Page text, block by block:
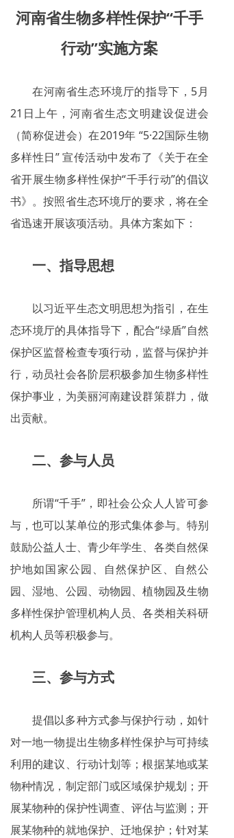
河南省生物多样性保护“千手
行动”实施方案
在河南省生态环境厅的指导下，5月
21日上午，河南省生态文明建设促进会
（简称促进会）在2019年 “5·22国际生物
多样性日” 宣传活动中发布了《关于在全
省开展生物多样性保护“千手行动”的倡议
书》。按照省生态环境厅的要求，将在全
省迅速开展该项活动。具体方案如下：
一、指导思想
以习近平生态文明思想为指引，在生
态环境厅的具体指导下，配合“绿盾”自然
保护区监督检查专项行动，监督与保护并
行，动员社会各阶层积极参加生物多样性
保护事业，为美丽河南建设群策群力，做
出贡献。
二、参与人员
所谓“千手”，即社会公众人人皆可参
与，也可以某单位的形式集体参与。特别
鼓励公益人士、青少年学生、各类自然保
护地如国家公园、自然保护区、自然公
园、湿地、公园、动物园、植物园及生物
多样性保护管理机构人员、各类相关科研
机构人员等积极参与。
三、参与方式
提倡以多种方式参与保护行动，如针
对一地一物提出生物多样性保护与可持续
利用的建议、行动计划等；根据某地或某
物种情况，制定部门或区域保护规划；开
展某物种的保护性调查、评估与监测；开
展某物种的就地保护、迁地保护；针对某